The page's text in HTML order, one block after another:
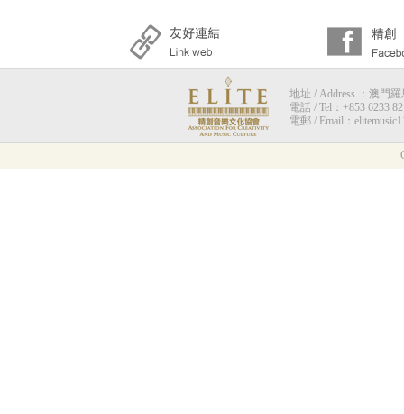
地址 / Address ：澳門
電話 / Tel：+853 6233
電郵 / Email：